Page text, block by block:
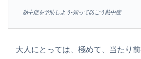
熱中症を予防しよう-知って防ごう熱中症
大人にとっては、極めて、当たり